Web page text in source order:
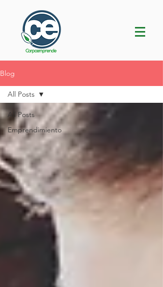
Blog
All Posts
Emprendimiento
All Posts